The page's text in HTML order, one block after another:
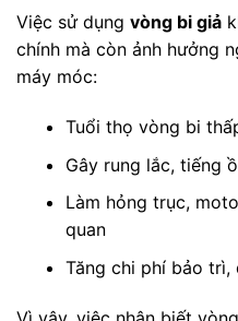
Việc sử dụng vòng bi giả
chính mà còn ảnh hưởng
máy móc:
Tuổi thọ vòng bi
Gây rung lắc, tiếng
Làm hỏng trục,
quan
Tăng chi phí bảo trì,